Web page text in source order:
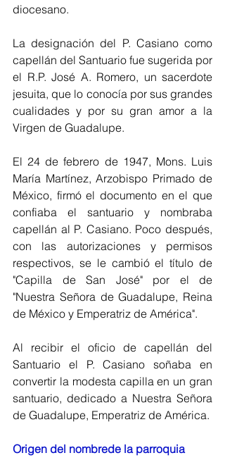
diocesano.
La designación del P. Casiano como
capellán del Santuario fue sugerida por
el R.P. José A. Romero, un sacerdote
jesuita, que lo conocía por sus grandes
cualidades y por su gran amor a la
Virgen de Guadalupe.
El 24 de febrero de 1947, Mons. Luis
María Martínez, Arzobispo Primado de
México, firmó el documento en el que
confiaba el santuario y nombraba
capellán al P. Casiano. Poco después,
con las autorizaciones y permisos
respectivos, se le cambió el título de
"Capilla de San José" por el de
"Nuestra Señora de Guadalupe, Reina
de México y Emperatriz de América".
Al recibir el oficio de capellán del
Santuario el P. Casiano soñaba en
convertir la modesta capilla en un gran
santuario, dedicado a Nuestra Señora
de Guadalupe, Emperatriz de América.
Origen del nombrede la parroquia